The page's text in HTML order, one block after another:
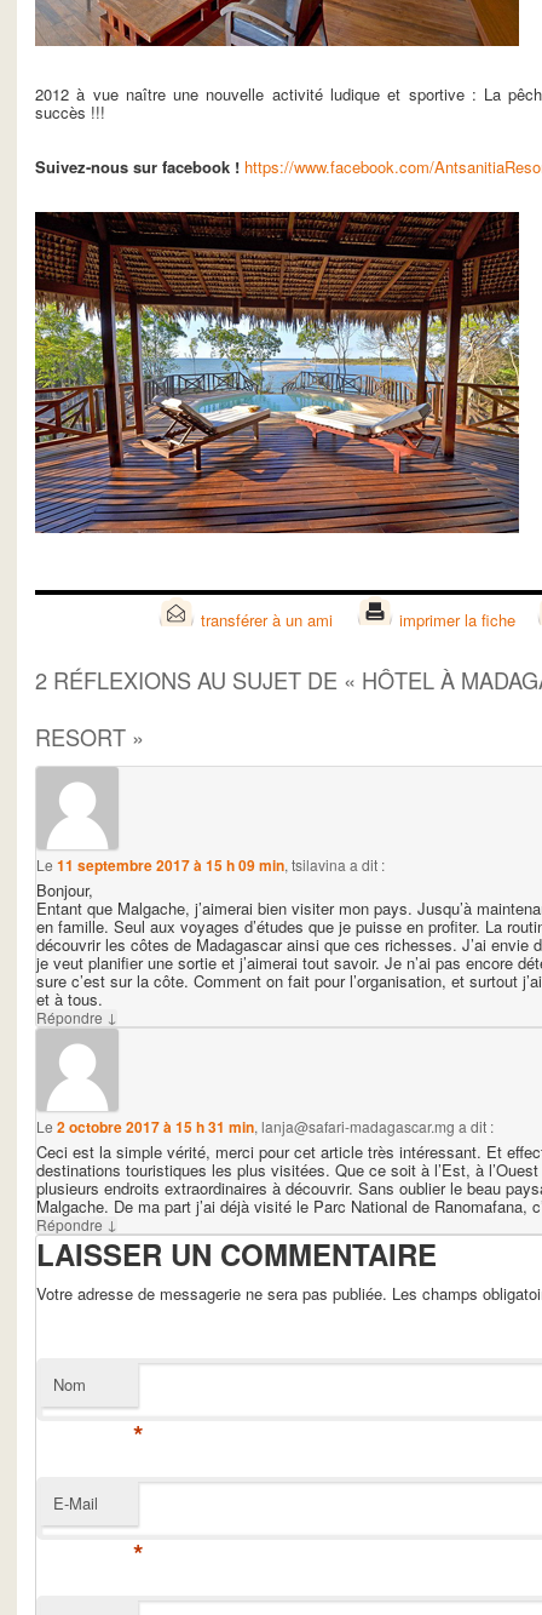
2012 à vue naître une nouvelle activité ludique et sportive : La
succès !!!
Suivez-nous sur facebook ! https://www.facebook.com/
transférer à un ami imprimer la fiche
2 RÉFLEXIONS AU SUJET DE « HÔTEL À
RESORT »
Le 11 septembre 2017 à 15 h 09 min, tsilavina a dit :
Bonjour,
Entant que Malgache, j’aimerai bien visiter mon pays. Jusqu’à
en famille. Seul aux voyages d’études que je puisse en profiter. La
découvrir les côtes de Madagascar ainsi que ces richesses. J’ai envie
je veut planifier une sortie et j’aimerai tout savoir. Je n’ai pas encore
sure c’est sur la côte. Comment on fait pour l’organisation, et surtout
et à tous.
Répondre ↓
Le 2 octobre 2017 à 15 h 31 min, lanja@safari-madagascar.mg a dit :
Ceci est la simple vérité, merci pour cet article très intéressant. Et
destinations touristiques les plus visitées. Que ce soit à l’Est, à
plusieurs endroits extraordinaires à découvrir. Sans oublier le beau
Malgache. De ma part j’ai déjà visité le Parc National de Ranomafana,
Répondre ↓
LAISSER UN COMMENTAIRE
Votre adresse de messagerie ne sera pas publiée. Les champs
Nom
*
E-Mail
*